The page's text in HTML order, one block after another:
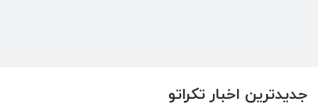
جدیدترین اخبار تکراتو